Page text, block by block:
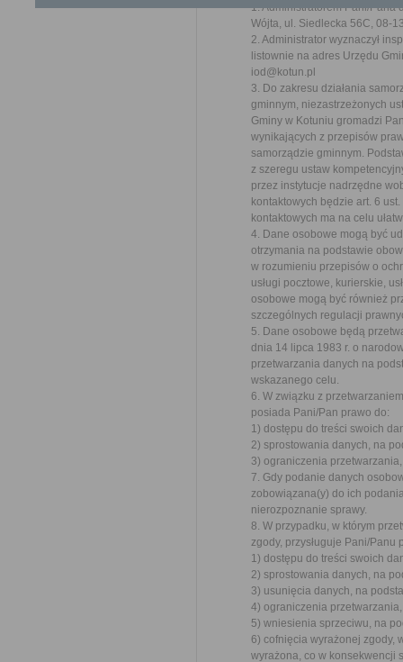
1. Administratorem Pani/Pana
Wójta, ul. Siedlecka 56C, 08-
2. Administrator wyznaczył
listownie na adres Urzędu
iod@kotun.pl
3. Do zakresu działania
gminnym, niezastrzeżonych
Gminy w Kotuniu gromadzi
wynikających z przepisów
samorządzie gminnym.
z szeregu ustaw
przez instytucje nadrzędne
kontaktowych będzie art. 6
kontaktowych ma na celu
4. Dane osobowe mogą być
otrzymania na podstawie
w rozumieniu przepisów o
usługi pocztowe, kurierskie,
osobowe mogą być również
szczególnych regulacji
5. Dane osobowe będą
dnia 14 lipca 1983 r. o
przetwarzania danych na
wskazanego celu.
6. W związku z
posiada Pani/Pan prawo do:
1) dostępu do treści swoich
2) sprostowania danych, na
3) ograniczenia
7. Gdy podanie danych
zobowiązana(y) do ich
nierozpoznanie sprawy.
8. W przypadku, w którym
zgody, przysługuje Pani/Panu
1) dostępu do treści swoich
2) sprostowania danych, na
3) usunięcia danych, na
4) ograniczenia
5) wniesienia sprzeciwu, na
6) cofnięcia wyrażonej zgody,
wyrażona, co w konsekwencji